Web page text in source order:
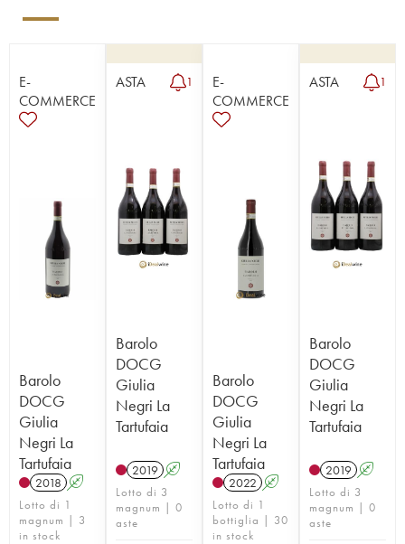
E-
COMMERCE
Barolo
DOCG
Giulia
Negri La
Tartufaia
2018 A
Lotto di 1
magnum | 3
in stock
ASTA 1
Barolo
DOCG
Giulia
Negri La
Tartufaia
2019 A
Lotto di 3
magnum | 0
aste
E-
COMMERCE
Barolo
DOCG
Giulia
Negri La
Tartufaia
2022 A
Lotto di 1
bottiglia | 30
in stock
ASTA 1
Barolo
DOCG
Giulia
Negri La
Tartufaia
2019 A
Lotto di 3
magnum | 0
aste